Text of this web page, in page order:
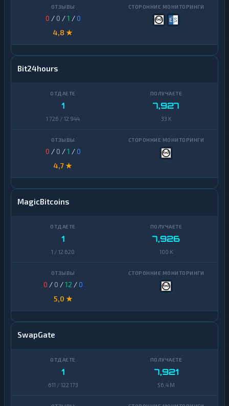
0 / 0 /1 /0
4,8 ★
Bit24hours
1
1 726 / 12 944
7,927
33 K
0 / 0 /1 /0
4,7 ★
MagicBitcoins
1
1 / 12 620
7,926
100 K
0 / 0 /12 /0
5,0 ★
SwapGate
1
611 / 122 173
7,921
56,4 M